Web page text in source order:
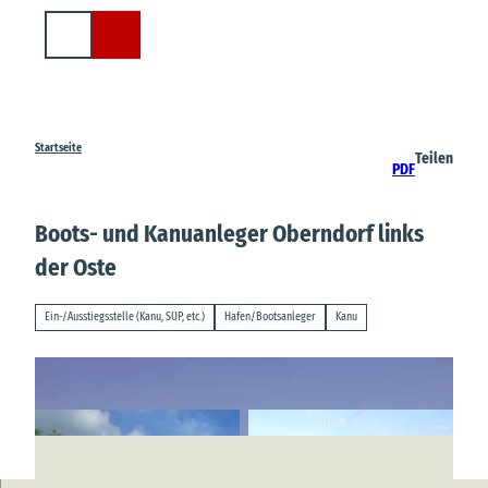
Startseite
PDF
Teilen
Boots- und Kanuanleger Oberndorf links
der Oste
Ein-/Ausstiegsstelle (Kanu, SUP, etc.) Hafen/Bootsanleger Kanu